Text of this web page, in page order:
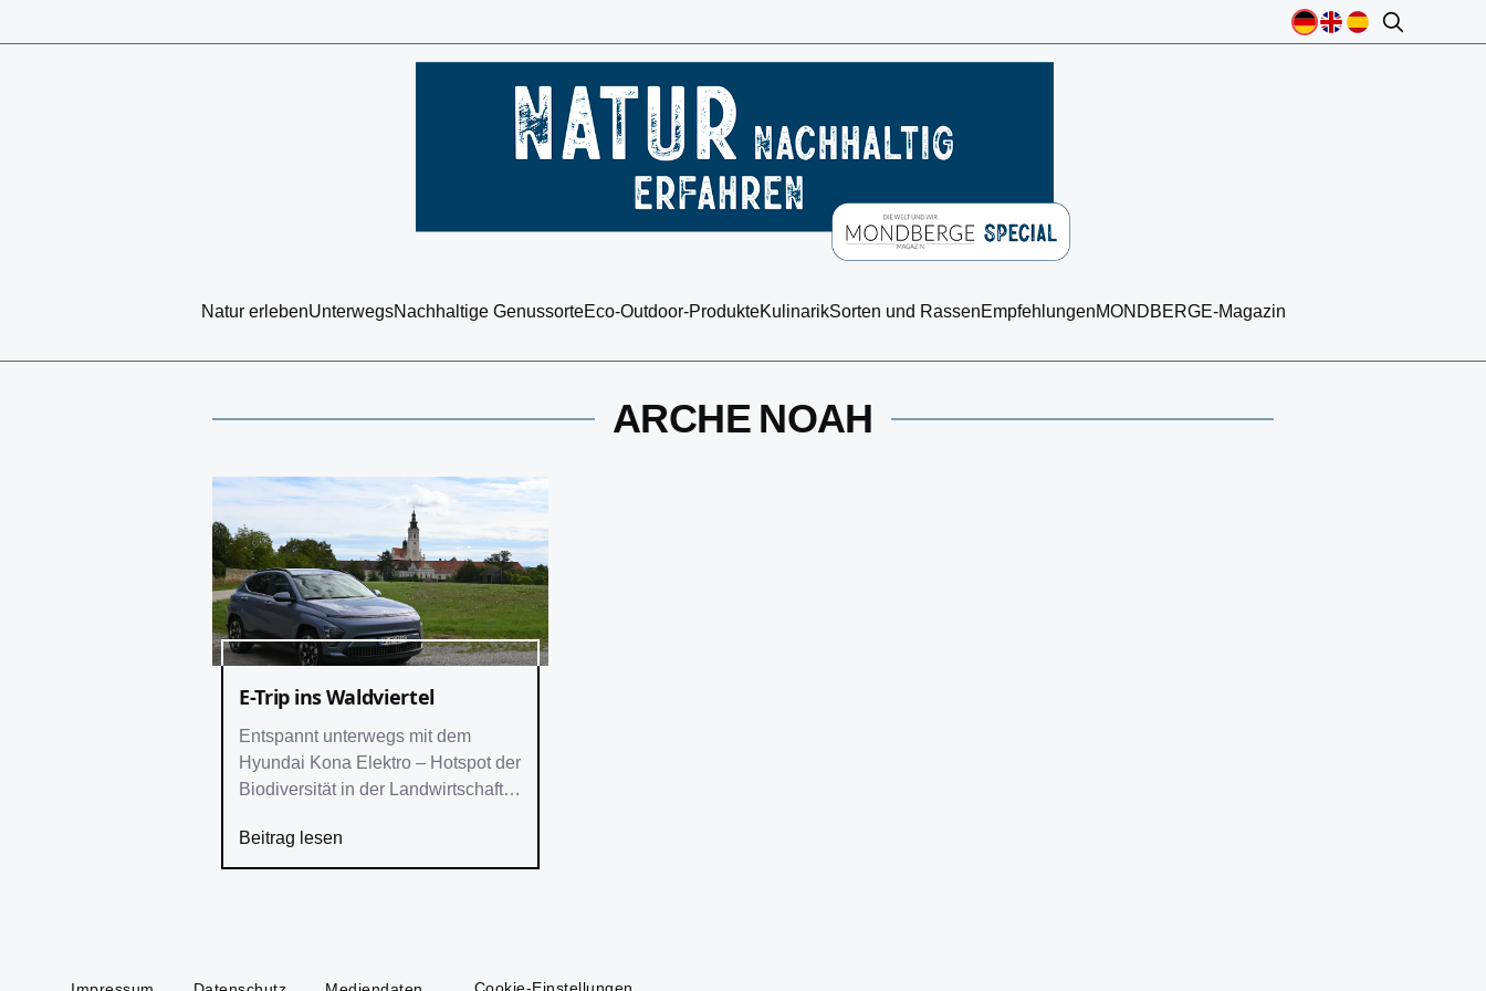
Natur erlebenUnterwegsNachhaltige GenussorteEco-Outdoor-ProdukteKulinarikSorten und RassenEmpfehlungenMONDBERGE-Magazin
ARCHE NOAH
E-Trip ins Waldviertel
Entspannt unterwegs mit dem
Hyundai Kona Elektro – Hotspot der
Biodiversität in der Landwirtschaft
Entdeckungstour zu alten
Kulturpflanzensorten im Arche
Beitrag lesen
Cookie-Einstellungen